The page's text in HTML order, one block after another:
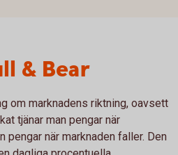
& Bear
om marknadens riktning, oavsett
tjänar man pengar när
när marknaden faller. Den